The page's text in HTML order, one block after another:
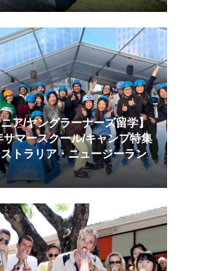
ア/ヤングラーナーズ留学】
サマースクール/キャンプ特集
トラリア・ニュージーラン